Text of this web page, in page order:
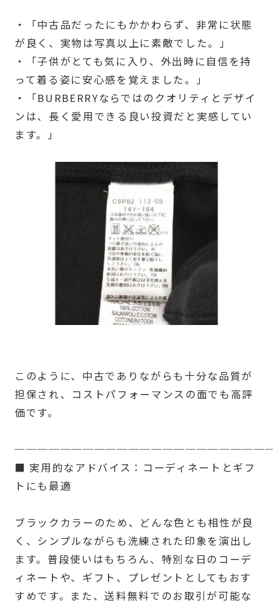
・「中古品だったにもかかわらず、非常に状態
が良く、実物は写真以上に素敵でした。」
・「子供がとても気に入り、外出時に自信を持
って着る姿に安心感を覚えました。」
・「BURBERRYならではのクオリティとデザイ
ンは、長く愛用できる良い投資だと実感してい
ます。」
このように、中古でありながらも十分な品質が
担保され、コストパフォーマンスの面でも高評
価です。
■ 実用的なアドバイス：コーディネートとギフ
トにも最適
ブラックカラーのため、どんな色とも相性が良
く、シンプルながらも洗練された印象を演出し
ます。普段使いはもちろん、特別な日のコーデ
ィネートや、ギフト、プレゼントとしてもおす
すめです。また、送料無料でのお取引が可能な